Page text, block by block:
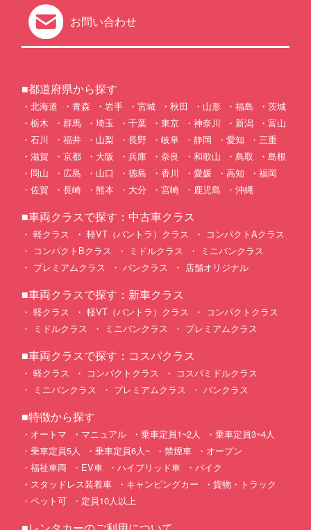
お問い合わせ
■都道府県から探す
北海道 青森 岩手 宮城 秋田 山形 福島
茨城
栃木
群馬 埼玉 千葉 東京 神奈川 新潟
富山
石川
福井 山梨 長野 岐阜 静岡 愛知
三重
滋賀
京都 大阪 兵庫 奈良 和歌山 鳥取
島根
岡山
広島 山口 徳島 香川 愛媛 高知
福岡
佐賀
長崎 熊本 大分 宮崎 鹿児島 沖縄
■車両クラスで探す：中古車クラス
軽クラス 軽VT（バントラ）クラス
コンパクトAクラス
コンパクトBクラス
ミドルクラス
ミニバンクラス
プレミアムクラス
バンクラス 店舗オリジナル
■車両クラスで探す：新車クラス
軽クラス 軽VT（バントラ）クラス
コンパクトクラス
ミドルクラス
ミニバンクラス プレミアムクラス
■車両クラスで探す：コスパクラス
軽クラス コンパクトクラス
コスパミドルクラス
ミニバンクラス
プレミアムクラス バンクラス
■特徴から探す
オートマ マニュアル 乗車定員1~2人
乗車定員3~4人
乗車定員5人
乗車定員6人~ 禁煙車
オープン
福祉車両
EV車 ハイブリッド車
バイク
スタッドレス装着車
キャンピングカー
貨物・トラック
ペット可
定員10人以上